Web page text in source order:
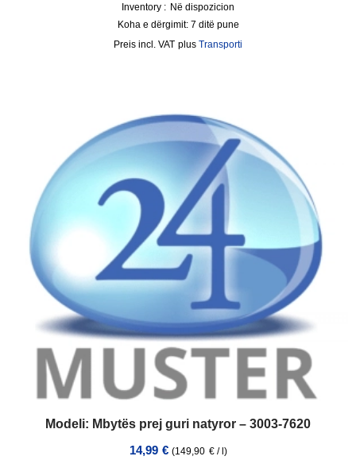
Inventory : Në dispozicion
Koha e dërgimit: 7 ditë pune
incl. VAT plus Transporti
Modeli: Mbytës prej guri natyror – 3003-7620
14,99 € (149,90 €/l)